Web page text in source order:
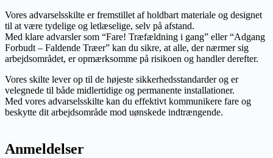
Vores advarselsskilte er fremstillet af holdbart materiale og designet
til at være tydelige og letlæselige, selv på afstand.
Med klare advarsler som “Fare! Træfældning i gang” eller “Adgang
Forbudt – Faldende Træer” kan du sikre, at alle, der nærmer sig
arbejdsområdet, er opmærksomme på risikoen og handler derefter.
Vores skilte lever op til de højeste sikkerhedsstandarder og er
velegnede til både midlertidige og permanente installationer.
Med vores advarselsskilte kan du effektivt kommunikere fare og
beskytte dit arbejdsområde mod uønskede indtrængende.
Anmeldelser